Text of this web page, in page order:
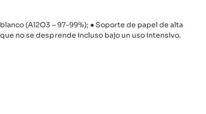
(Al2O3 – 97-99%); ● Soporte de papel de alta
no se desprende incluso bajo un uso intensivo.